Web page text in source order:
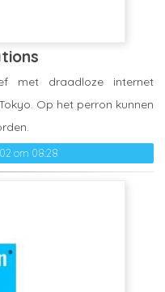
om 08:28
met draadloze internet
Op het perron kunnen